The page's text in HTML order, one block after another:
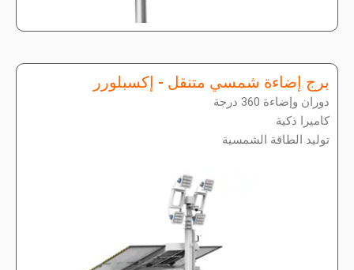
برج إضاءة شمسي متنقل - إكسبلورر
دوران وإضاءة 360 درجة
كاميرا ذكية
توليد الطاقة الشمسية